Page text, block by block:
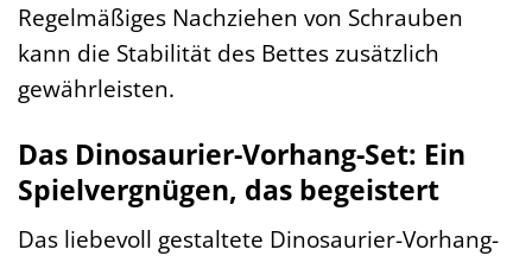
Regelmäßiges Nachziehen von Schrauben
kann die Stabilität des Bettes zusätzlich
gewährleisten.
Das Dinosaurier-Vorhang-Set: Ein
Spielvergnügen, das begeistert
Das liebevoll gestaltete Dinosaurier-Vorhang-